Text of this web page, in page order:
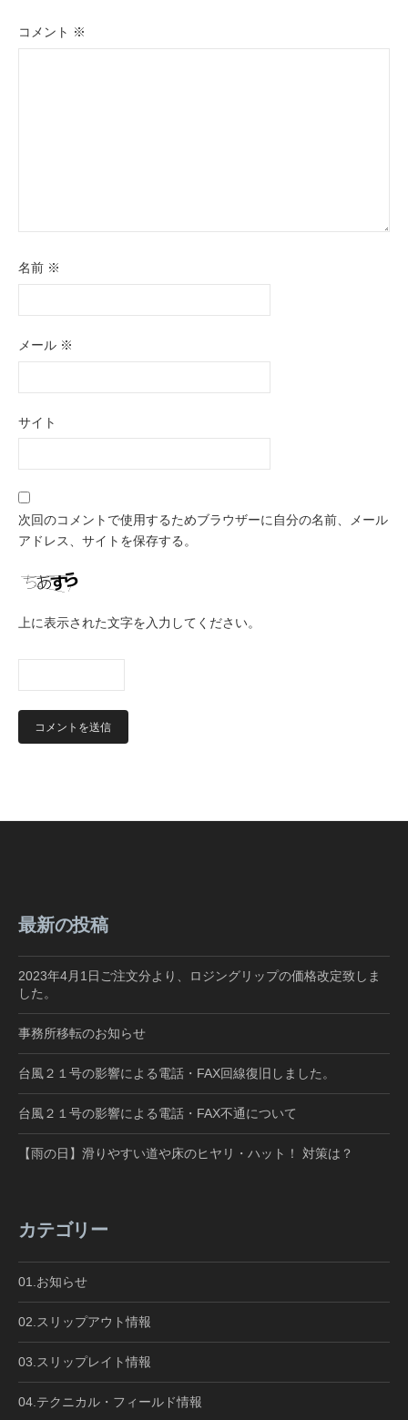
ン
コメント ※
名前 ※
メール ※
サイト
次回のコメントで使用するためブラウザーに自分の名前、メール
アドレス、サイトを保存する。
上に表示された文字を入力してください。
最新の投稿
2023年4月1日ご注文分より、ロジングリップの価格改定致しま
した。
事務所移転のお知らせ
台風２１号の影響による電話・FAX回線復旧しました。
台風２１号の影響による電話・FAX不通について
【雨の日】滑りやすい道や床のヒヤリ・ハット！ 対策は？
カテゴリー
01.お知らせ
02.スリップアウト情報
03.スリップレイト情報
04.テクニカル・フィールド情報